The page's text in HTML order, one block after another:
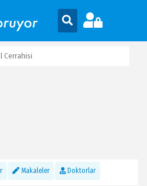
Cerrahisi
Makaleler Doktorlar